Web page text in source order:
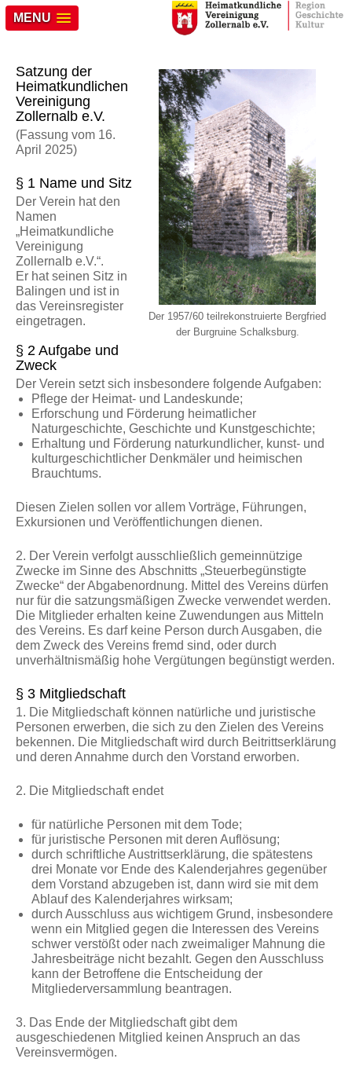
MENU
Der 1957/60 teilrekonstruierte Bergfried
der Burgruine Schalksburg.
Satzung der
Heimatkundlichen
Vereinigung
Zollernalb e.V.
(Fassung vom 16.
April 2025)
§ 1 Name und Sitz
Der Verein hat den
Namen
„Heimatkundliche
Vereinigung
Zollernalb e.V.“.
Er hat seinen Sitz in
Balingen und ist in
das Vereinsregister
eingetragen.
§ 2 Aufgabe und
Zweck
Der Verein setzt sich insbesondere folgende Aufgaben:
Pflege der Heimat- und Landeskunde;
Erforschung und Förderung heimatlicher
Naturgeschichte, Geschichte und Kunstgeschichte;
Erhaltung und Förderung naturkundlicher, kunst- und
kulturgeschichtlicher Denkmäler und heimischen
Brauchtums.
Diesen Zielen sollen vor allem Vorträge, Führungen,
Exkursionen und Veröffentlichungen dienen.
2. Der Verein verfolgt ausschließlich gemeinnützige
Zwecke im Sinne des Abschnitts „Steuerbegünstigte
Zwecke“ der Abgabenordnung. Mittel des Vereins dürfen
nur für die satzungsmäßigen Zwecke verwendet werden.
Die Mitglieder erhalten keine Zuwendungen aus Mitteln
des Vereins. Es darf keine Person durch Ausgaben, die
dem Zweck des Vereins fremd sind, oder durch
unverhältnismäßig hohe Vergütungen begünstigt werden.
§ 3 Mitgliedschaft
1. Die Mitgliedschaft können natürliche und juristische
Personen erwerben, die sich zu den Zielen des Vereins
bekennen. Die Mitgliedschaft wird durch Beitrittserklärung
und deren Annahme durch den Vorstand erworben.
2. Die Mitgliedschaft endet
für natürliche Personen mit dem Tode;
für juristische Personen mit deren Auflösung;
durch schriftliche Austrittserklärung, die spätestens
drei Monate vor Ende des Kalenderjahres gegenüber
dem Vorstand abzugeben ist, dann wird sie mit dem
Ablauf des Kalenderjahres wirksam;
durch Ausschluss aus wichtigem Grund, insbesondere
wenn ein Mitglied gegen die Interessen des Vereins
schwer verstößt oder nach zweimaliger Mahnung die
Jahresbeiträge nicht bezahlt. Gegen den Ausschluss
kann der Betroffene die Entscheidung der
Mitgliederversammlung beantragen.
3. Das Ende der Mitgliedschaft gibt dem
ausgeschiedenen Mitglied keinen Anspruch an das
Vereinsvermögen.